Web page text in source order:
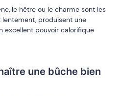
le hêtre ou le charme sont les
produisent une
excellent pouvoir calorifique
une bûche bien